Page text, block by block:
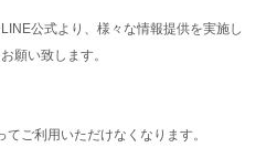
公式より、様々な情報提供を実施し
願い致します。
ご利用いただけなくなります。